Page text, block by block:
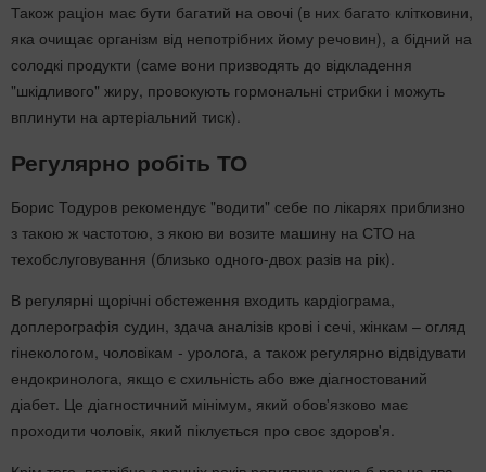
Також раціон має бути багатий на овочі (в них багато клітковини,
яка очищає організм від непотрібних йому речовин), а бідний на
солодкі продукти (саме вони призводять до відкладення
"шкідливого" жиру, провокують гормональні стрибки і можуть
вплинути на артеріальний тиск).
Регулярно робіть ТО
Борис Тодуров рекомендує "водити" себе по лікарях приблизно
з такою ж частотою, з якою ви возите машину на СТО на
техобслуговування (близько одного-двох разів на рік).
В регулярні щорічні обстеження входить кардіограма,
доплерографія судин, здача аналізів крові і сечі, жінкам – огляд
гінекологом, чоловікам - уролога, а також регулярно відвідувати
ендокринолога, якщо є схильність або вже діагностований
діабет. Це діагностичний мінімум, який обов'язково має
проходити чоловік, який піклується про своє здоров'я.